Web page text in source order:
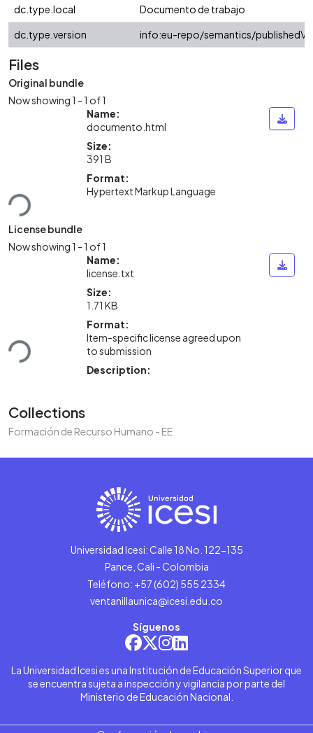
dc.type.local
Documento de trabajo
dc.type.version
info:eu-repo/semantics/
Files
Original bundle
Now showing1 - 1 of 1
Name:
documento.html
Size:
391 B
Format:
Hypertext Markup Language
License bundle
Now showing1 - 1 of 1
Name:
license.txt
Size:
1.71 KB
Format:
Item-specific license agreed upon
to submission
Description:
Collections
Formación de Recurso Humano - EE
Universidad Icesi: Calle 18 No. 122-135
Pance, Cali - Colombia
Teléfono: +57 (602) 555 2334
ventanillaunica@icesi.edu.co
Síguenos
La Universidad Icesi es una Institución de Educación Superior que
se encuentra sujeta a inspección y vigilancia por parte del
Ministerio de Educación Nacional.